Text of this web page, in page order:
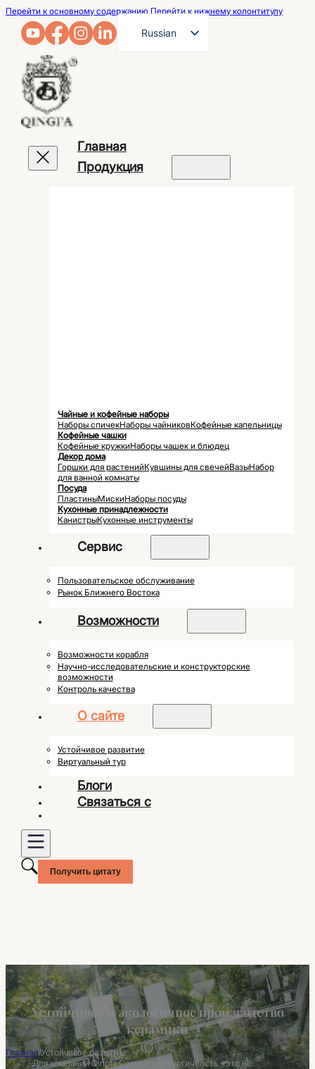
Перейти к основному содержанию Перейти к нижнему колонтитулу
Russian
Portuguese
Главная
Продукция
Чайные и кофейные наборы
Наборы спичекНаборы чайниковКофейные капельницы
Кофейные чашки
Кофейные кружкиНаборы чашек и блюдец
Декор дома
Горшки для растенийКувшины для свечейВазыНабор
для ванной комнаты
Посуда
ПластиныМискиНаборы посуды
Кухонные принадлежности
КанистрыКухонные инструменты
Сервис
Пользовательское обслуживание
Рынок Ближнего Востока
Возможности
Возможности корабля
Научно-исследовательские и конструкторские
возможности
Контроль качества
О сайте
Устойчивое развитие
Виртуальный тур
Блоги
Связаться с
Получить цитату
Устойчивое и экологичное производство
керамики
Главная/Устойчивое развитие
Для компании Qingfa Ceramics экологичность - это не